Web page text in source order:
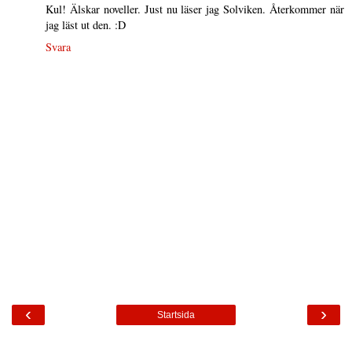
Kul! Älskar noveller. Just nu läser jag Solviken. Återkommer när
jag läst ut den. :D
Svara
‹ ›
Startsida